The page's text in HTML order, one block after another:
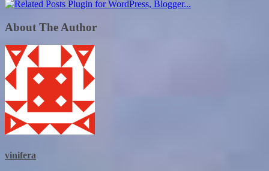
About The Author
vinifera